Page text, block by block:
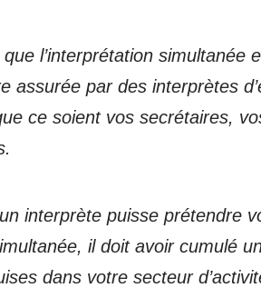
l’interprétation simultanée
assurée par des interprètes
ce soient vos secrétaires,
.
interprète puisse prétendre
il doit avoir cumulé
dans votre secteur